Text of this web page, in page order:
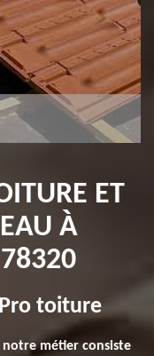
ET
À
toiture
métier consiste